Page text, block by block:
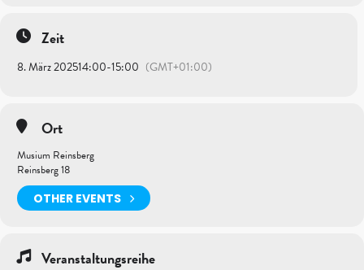
Zeit
8. März 202514:00-15:00 (GMT+01:00)
Ort
Musium Reinsberg
Reinsberg 18
OTHER EVENTS
Veranstaltungsreihe